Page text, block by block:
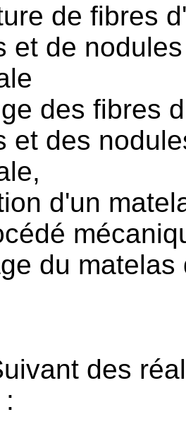
de fibres
et de
des fibres
et des
d'un
du
des